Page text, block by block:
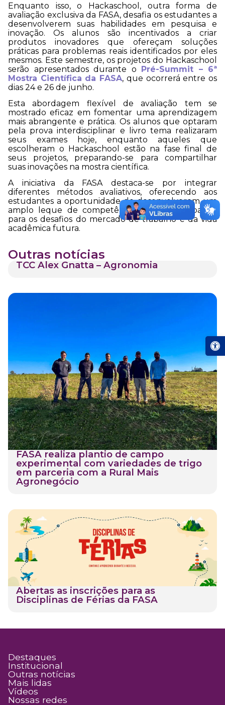
Abrir
Enquanto isso, o Hackaschool, outra forma de
avaliação exclusiva da FASA, desafia os estudantes a
desenvolverem suas habilidades em pesquisa e
inovação. Os alunos são incentivados a criar
produtos inovadores que ofereçam soluções
práticas para problemas reais identificados por eles
mesmos. Este semestre, os projetos do Hackaschool
serão apresentados durante o Pré-Summit – 6ª
Mostra Científica da FASA, que ocorrerá entre os
dias 24 e 26 de junho.
Esta abordagem flexível de avaliação tem se
mostrado eficaz em fomentar uma aprendizagem
mais abrangente e prática. Os alunos que optaram
pela prova interdisciplinar e livro tema realizaram
seus exames hoje, enquanto aqueles que
escolheram o Hackaschool estão na fase final de
seus projetos, preparando-se para compartilhar
suas inovações na mostra científica.
A iniciativa da FASA destaca-se por integrar
diferentes métodos avaliativos, oferecendo aos
estudantes a oportunidade de desenvolverem um
amplo leque de competências que os preparará
para os desafios do mercado de trabalho e da vida
acadêmica futura.
Outras notícias
TCC Alex Gnatta – Agronomia
FASA realiza plantio de campo
experimental com variedades de trigo
em parceria com a Rural Mais
Agronegócio
Abertas as inscrições para as
Disciplinas de Férias da FASA
Destaques
Institucional
Outras notícias
Mais lidas
Vídeos
Nossas redes